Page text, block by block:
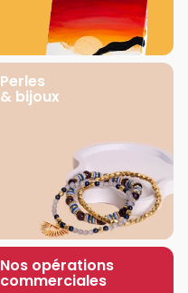
Perles
& bijoux
Nos opérations
commerciales